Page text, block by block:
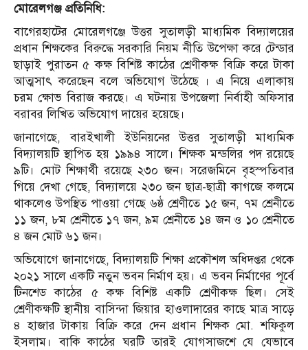
মোরেলগঞ্জ প্রতিনিধি:
বাগেরহাটের মোরেলগঞ্জে উত্তর সুতালড়ী মাধ্যমিক বিদ্যালয়ের
প্রধান শিক্ষকের বিরুদ্ধে সরকারি নিয়ম নীতি উপেক্ষা করে টেন্ডার
ছাড়াই পুরাতন ৫ কক্ষ বিশিষ্ট কাঠের শ্রেণীকক্ষ বিক্রি করে টাকা
আত্মসাৎ করেছেন বলে অভিযোগ উঠেছে । এ নিয়ে এলাকায়
চরম ক্ষোভ বিরাজ করছে। এ ঘটনায় উপজেলা নির্বাহী অফিসার
বরাবর লিখিত অভিযোগ দায়ের হয়েছে।
জানাগেছে, বারইখালী ইউনিয়নের উত্তর সুতালড়ী মাধ্যমিক
বিদ্যালয়টি স্থাপিত হয় ১৯৯৪ সালে। শিক্ষক মন্ডলির পদ রয়েছে
৯টি। মোট শিক্ষার্থী রয়েছে ২৩০ জন। সরেজমিনে বৃহস্পতিবার
গিয়ে দেখা গেছে, বিদ্যালয়ে ২৩০ জন ছাত্র-ছাত্রী কাগজে কলমে
থাকলেও উপস্থিত পাওয়া গেছে ৬ষ্ঠ শ্রেণীতে ১৫ জন, ৭ম শ্রেনীতে
১১ জন, ৮ম শ্রেনীতে ১৭ জন, ৯ম শ্রেনীতে ১৪ জন ও ১০ শ্রেনীতে
৪ জন মোট ৬১ জন।
অভিযোগে জানাগেছে, বিদ্যালয়টি শিক্ষা প্রকৌশল অধিদপ্তর থেকে
২০২১ সালে একটি নতুন ভবন নির্মাণ হয়। এ ভবন নির্মাণের পূর্বে
টিনশেড কাঠের ৫ কক্ষ বিশিষ্ট একটি শ্রেণীকক্ষ ছিল। সেই
শ্রেণীকক্ষটি স্থানীয় বাসিন্দা জিয়ার হাওলাদারের কাছে মাত্র সাড়ে
৪ হাজার টাকায় বিক্রি করে দেন প্রধান শিক্ষক মো. শফিকুল
ইসলাম। বাকি কাঠের ঘরটি তারই যোগসাজশে যে যেভাবে